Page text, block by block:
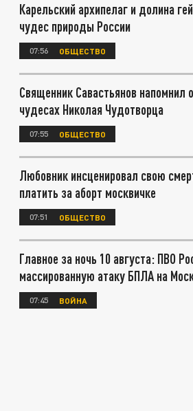
Карельский архипелаг и долина
чудес природы России
07:56 ОБЩЕСТВО
Священник Савастьянов напомнил
чудесах Николая Чудотворца
07:55 ОБЩЕСТВО
Любовник инсценировал свою
платить за аборт москвичке
07:51 ОБЩЕСТВО
Главное за ночь 10 августа: ПВО
массированную атаку БПЛА на
07:45 ВОЙНА